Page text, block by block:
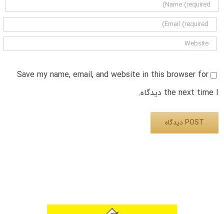
Save my name, email, and website in this browser for
the next time I دیدگاه.